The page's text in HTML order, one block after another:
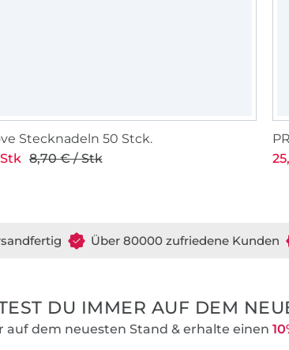
Die Anleitungen und Schnitte werden von
außerdem immer papiersparend angelegt,
Stecknadeln 50 Stck.
8,70 € / Stk
Über 80000 zufriedene Kunden
DU IMMER AUF DEM
auf dem neuesten Stand & erhalte einen